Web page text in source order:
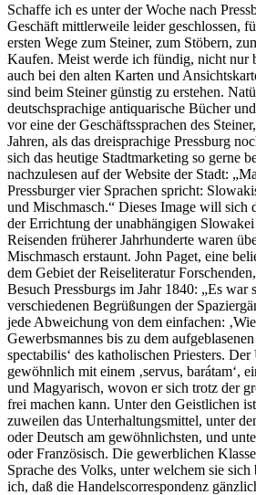
Schaffe ich es unter der Woche nach
Geschäft mittlerweile leider geschlossen,
ersten Wege zum Steiner, zum Stöbern,
Kaufen. Meist werde ich fündig, nicht nur
auch bei den alten Karten und
sind beim Steiner günstig zu erstehen.
deutschsprachige antiquarische Bücher
vor eine der Geschäftssprachen des
Jahren, als das dreisprachige Pressburg
sich das heutige Stadtmarketing so gerne
nachzulesen auf der Website der Stadt:
Pressburger vier Sprachen spricht:
und Mischmasch.“ Dieses Image will sich
der Errichtung der unabhängigen
Reisenden früherer Jahrhunderte waren
Mischmasch erstaunt. John Paget, eine
dem Gebiet der Reiseliteratur
Besuch Pressburgs im Jahr 1840: „Es war
verschiedenen Begrüßungen der
jede Abweichung von dem einfachen: ‚Wie
Gewerbsmannes bis zu dem
spectabilis‘ des katholischen Priesters.
gewöhnlich mit einem ‚servus, barátam‘,
und Magyarisch, wovon er sich trotz der
frei machen kann. Unter den Geistlichen
zuweilen das Unterhaltungsmittel, unter
oder Deutsch am gewöhnlichsten, und
oder Französisch. Die gewerblichen
Sprache des Volks, unter welchem sie
ich, daß die Handelscorrespondenz